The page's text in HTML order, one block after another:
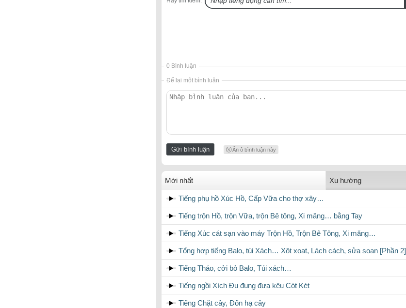
0 Bình luận
Để lại một bình luận
Ẩn ô bình luận này
Mới nhất Xu hướng
Tiếng phụ hồ Xúc Hồ, Cấp Vữa cho thợ xây…
Tiếng trộn Hồ, trộn Vữa, trộn Bê tông, Xi măng… bằng Tay
Tiếng Xúc cát sạn vào máy Trộn Hồ, Trộn Bê Tông, Xi măng…
Tổng hợp tiếng Balo, túi Xách… Xột xoạt, Lách cách, sửa soạn [Phần 2]
Tiếng Tháo, cởi bỏ Balo, Túi xách…
Tiếng ngồi Xích Đu đung đưa kêu Cót Két
Tiếng Chặt cây, Đốn hạ cây